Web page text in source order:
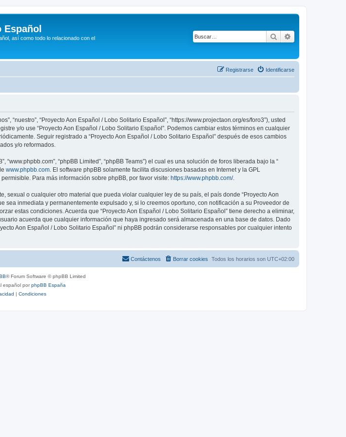
así como todo lo relacionado con el
Buscar
Identificarse
Registrarse
“nuestro”, “Proyecto Aon Español / Lobo Solitario Español”, “https://www.projectaon.org/es/foro3”), usted
y/o use “Proyecto Aon Español / Lobo Solitario Español”. Podemos cambiar estos términos en cualquier
Seguir registrado a “Proyecto Aon Español / Lobo Solitario Español” después de esos cambios
y/o reformados.
“phpBB Limited”, “phpBB Teams”) el cual es una solución de foros liberada bajo la “
www.phpbb.com . El software phpBB solamente facilita discusiones basadas en Internet y la GPL
Para más información sobre phpBB, por favor visite: https://www.phpbb.com/.
o cualquier otro material que pueda violar cualquier ley de su país, el país donde “Proyecto Aon
inmediata y permanentemente expulsado y, si lo creemos oportuno, con notificación a su Proveedor de
estas condiciones. Acuerda que “Proyecto Aon Español / Lobo Solitario Español” tiene derecho a eliminar,
acuerda que cualquier información que haya ingresado será almacenada en una base de datos. Dado
Aon Español / Lobo Solitario Español” ni phpBB podrán considerarse responsables por cualquier intento
Todos los horarios son UTC+02:00
Borrar cookies
Contáctenos
® Forum Software © phpBB Limited
español porphpBB España
| Condiciones